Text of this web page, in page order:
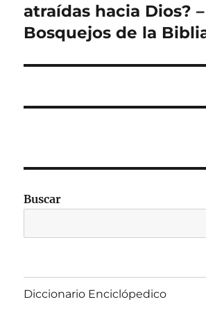
atraídas hacia Dios? –
Bosquejos de la
Buscar
Diccionario Enciclópedico